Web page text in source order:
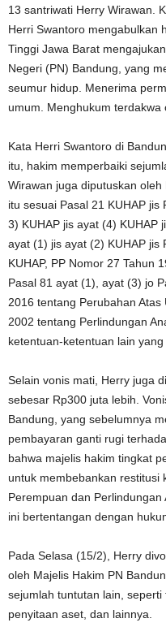
13 santriwati Herry Wirawan.
Herri Swantoro mengabulkan
Tinggi Jawa Barat
Negeri (PN) Bandung, yang
seumur hidup. Menerima
umum. Menghukum terdakwa
Kata Herri Swantoro di
itu, hakim memperbaiki
Wirawan juga diputuskan
itu sesuai Pasal 21 KUHAP jis
3) KUHAP jis ayat (4) KUHAP
ayat (1) jis ayat (2) KUHAP jis
KUHAP, PP Nomor 27 Tahun
Pasal 81 ayat (1), ayat (3) jo
2016 tentang Perubahan
2002 tentang Perlindungan
ketentuan-ketentuan lain yang
Selain vonis mati, Herry juga
sebesar Rp300 juta lebih.
Bandung, yang sebelumnya
pembayaran ganti rugi
bahwa majelis hakim tingkat
untuk membebankan restitusi
Perempuan dan
ini bertentangan dengan
Pada Selasa (15/2), Herry
oleh Majelis Hakim PN
sejumlah tuntutan lain,
penyitaan aset, dan lainnya.